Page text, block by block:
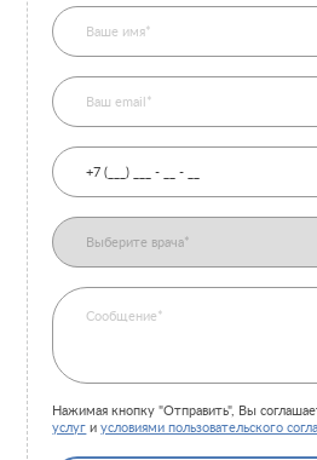
Нажимая кнопку "Отправить", Вы
услуг иусловиями пользовательского